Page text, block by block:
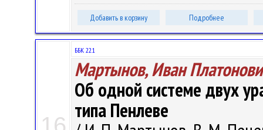
Добавить в корзину Подробнее
ББК 22.1
Мартынов, Иван
Об одной системе двух
типа Пенлеве